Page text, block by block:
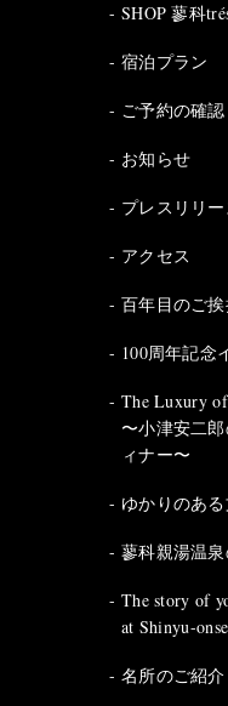
SHOP 蓼科
宿泊プラン
ご予約の確
お知らせ
プレスリリー
アクセス
百年目のご
100周年記念
The Luxury
〜小津安二
ィナー〜
ゆかりのあ
蓼科親湯温泉
The story of
at Shinyu-
名所のご紹介